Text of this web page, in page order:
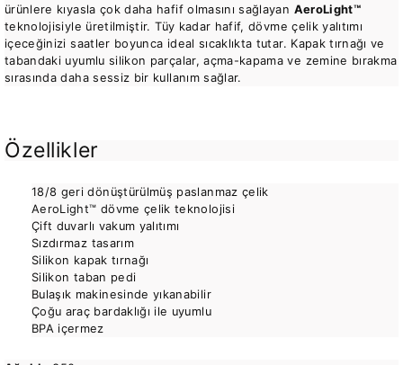
ürünlere kıyasla çok daha hafif olmasını sağlayan AeroLight™
teknolojisiyle üretilmiştir. Tüy kadar hafif, dövme çelik yalıtımı
içeceğinizi saatler boyunca ideal sıcaklıkta tutar. Kapak tırnağı ve
tabandaki uyumlu silikon parçalar, açma-kapama ve zemine bırakma
sırasında daha sessiz bir kullanım sağlar.
Özellikler
18/8 geri dönüştürülmüş paslanmaz çelik
AeroLight™ dövme çelik teknolojisi
Çift duvarlı vakum yalıtımı
Sızdırmaz tasarım
Silikon kapak tırnağı
Silikon taban pedi
Bulaşık makinesinde yıkanabilir
Çoğu araç bardaklığı ile uyumlu
BPA içermez